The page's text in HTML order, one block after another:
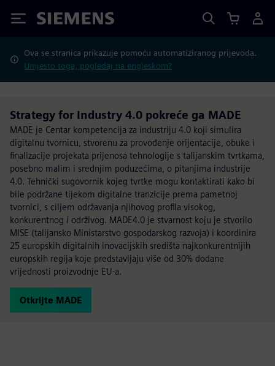
Siemens
Ova se stranica prikazuje pomoću automatiziranog prijevoda.
Umjesto toga, pogledaj na engleskom?
Strategy for Industry 4.0 pokreće ga MADE
MADE je Centar kompetencija za industriju 4.0 koji simulira
digitalnu tvornicu, stvorenu za provođenje orijentacije, obuke i
finalizacije projekata prijenosa tehnologije s talijanskim tvrtkama,
posebno malim i srednjim poduzećima, o pitanjima industrije
4.0. Tehnički sugovornik kojeg tvrtke mogu kontaktirati kako bi
bile podržane tijekom digitalne tranzicije prema pametnoj
tvornici, s ciljem održavanja njihovog profila visokog,
konkurentnog i održivog. MADE4.0 je stvarnost koju je stvorilo
MISE (talijansko Ministarstvo gospodarskog razvoja) i koordinira
25 europskih digitalnih inovacijskih središta najkonkurentnijih
europskih regija koje predstavljaju više od 30% dodane
vrijednosti proizvodnje EU-a.
Otkrijte MADE